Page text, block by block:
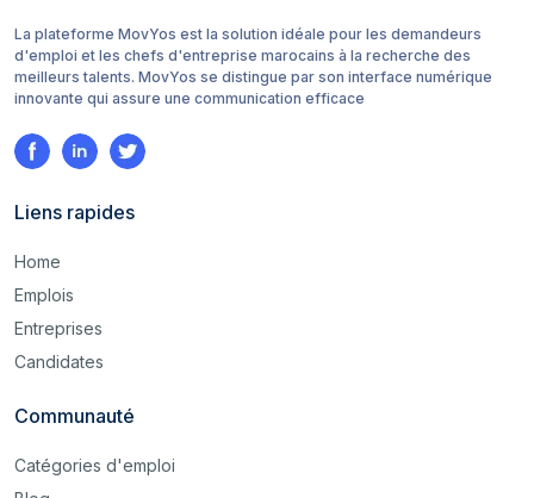
La plateforme MovYos est la solution idéale pour les demandeurs
d'emploi et les chefs d'entreprise marocains à la recherche des
meilleurs talents. MovYos se distingue par son interface numérique
innovante qui assure une communication efficace
Liens rapides
Home
Emplois
Entreprises
Candidates
Communauté
Catégories d'emploi